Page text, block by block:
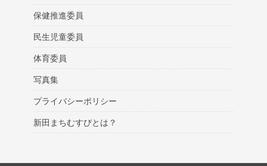
保健推進委員
民生児童委員
体育委員
写真集
プライバシーポリシー
新田まちむすびとは？